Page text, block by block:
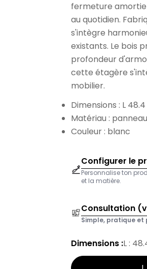
fermeture amortie
au quotidien.
s'intègre
existants. Le bois
profondeur
cette étagère
mobilier.
Dimensions : L
Matériau :
Couleur : blanc
Configurer le
Personnalise ton
et la matière.
Consultation
Simple, pratique et
Dimensions :L :